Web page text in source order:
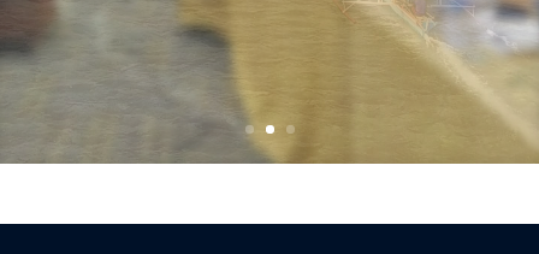
Alkitab serta bahan-bahan pemuridan dan pendidikan
multibahasa dalam bahasa yang paling dimengerti dan media
yang tepat guna.”